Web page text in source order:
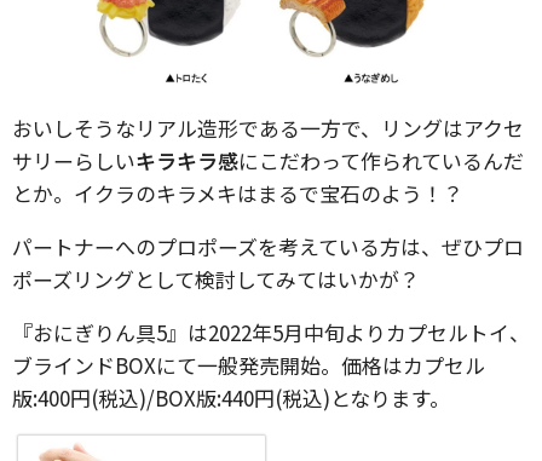
おいしそうなリアル造形である一方で、リングはアクセ
サリーらしいキラキラ感にこだわって作られているんだ
とか。イクラのキラメキはまるで宝石のよう！？
パートナーへのプロポーズを考えている方は、ぜひプロ
ポーズリングとして検討してみてはいかが？
『おにぎりん具5』は2022年5月中旬よりカプセルトイ、
ブラインドBOXにて一般発売開始。価格はカプセル
版:400円(税込)/BOX版:440円(税込)となります。